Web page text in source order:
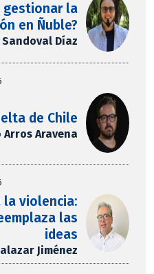
gestionar la
en Ñuble?
Sandoval Díaz
de Chile
Aravena
la violencia:
las
ideas
Jiménez